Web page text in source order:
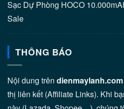
Sạc Dự Phòng HOCO
Sale
THÔNG BÁO
Nội dung trên dienmaylanh.com
thị liên kết (Affiliate Links). Khi